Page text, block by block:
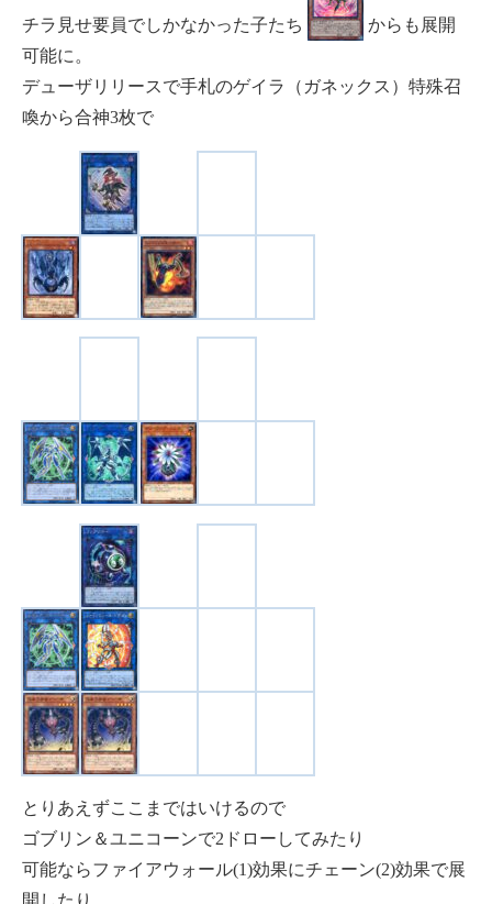
チラ見せ要員でしかなかった子たち
からも展開
可能に。
デューザリリースで手札のゲイラ（ガネックス）特殊召
喚から合神3枚で
とりあえずここまではいけるので
ゴブリン＆ユニコーンで2ドローしてみたり
可能ならファイアウォール(1)効果にチェーン(2)効果で展
開したり